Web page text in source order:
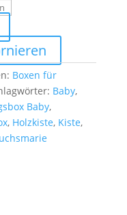
Boxen für
Baby,
Baby,
, Holzkiste, Kiste,